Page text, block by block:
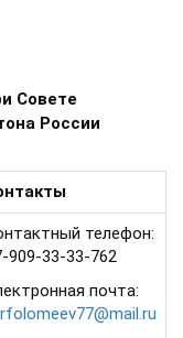
Совете
России
телефон:
909-33-33-762
почта: